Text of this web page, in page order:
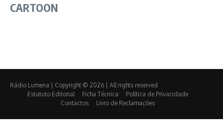
CARTOON
Rádio Lumena | Copyright © 2026 | All rights reserved
Estatuto Editorial
Ficha Técnica
Política de Privacidade
Contactos
Livro de Reclamações